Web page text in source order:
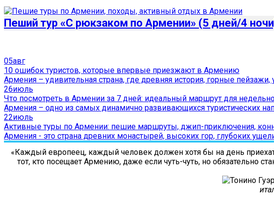
Пеший тур «С рюкзаком по Армении» (5 дней/4
05авг
10 ошибок туристов, которые впервые приезжают в Армению
Армения – удивительная страна, где древняя история, горные пейзажи,
26июль
Что посмотреть в Армении за 7 дней: идеальный маршрут для
Армения – одно из самых динамично развивающихся туристических
22июль
Активные туры по Армении: пешие маршруты, джип-приключения,
Армения - это страна древних монастырей, высоких гор, глубоких
«Каждый европеец, каждый человек должен хотя бы на день
тот, кто посещает Армению, даже если чуть-чуть, но обязательно